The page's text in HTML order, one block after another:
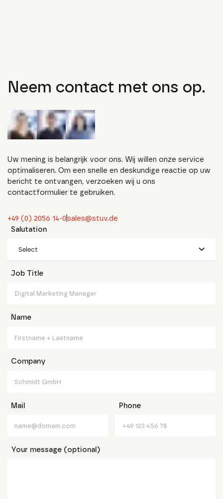
Neem contact met ons op.
Uw mening is belangrijk voor ons. Wij willen onze service
optimaliseren. Om een snelle en deskundige reactie op uw
bericht te ontvangen, verzoeken wij u ons
contactformulier te gebruiken.
+49 (0) 2056 14-0sales@stuv.de
Salutation
Select
Job Title
Name
Company
Mail Phone
Your message (optional)